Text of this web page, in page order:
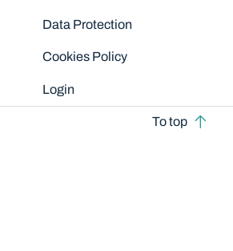
Data Protection
Cookies Policy
Login
To top